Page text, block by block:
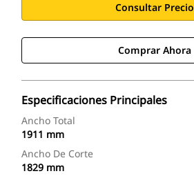
Consultar Precio
Comprar Ahora
Especificaciones Principales
Ancho Total
1911 mm
Ancho De Corte
1829 mm